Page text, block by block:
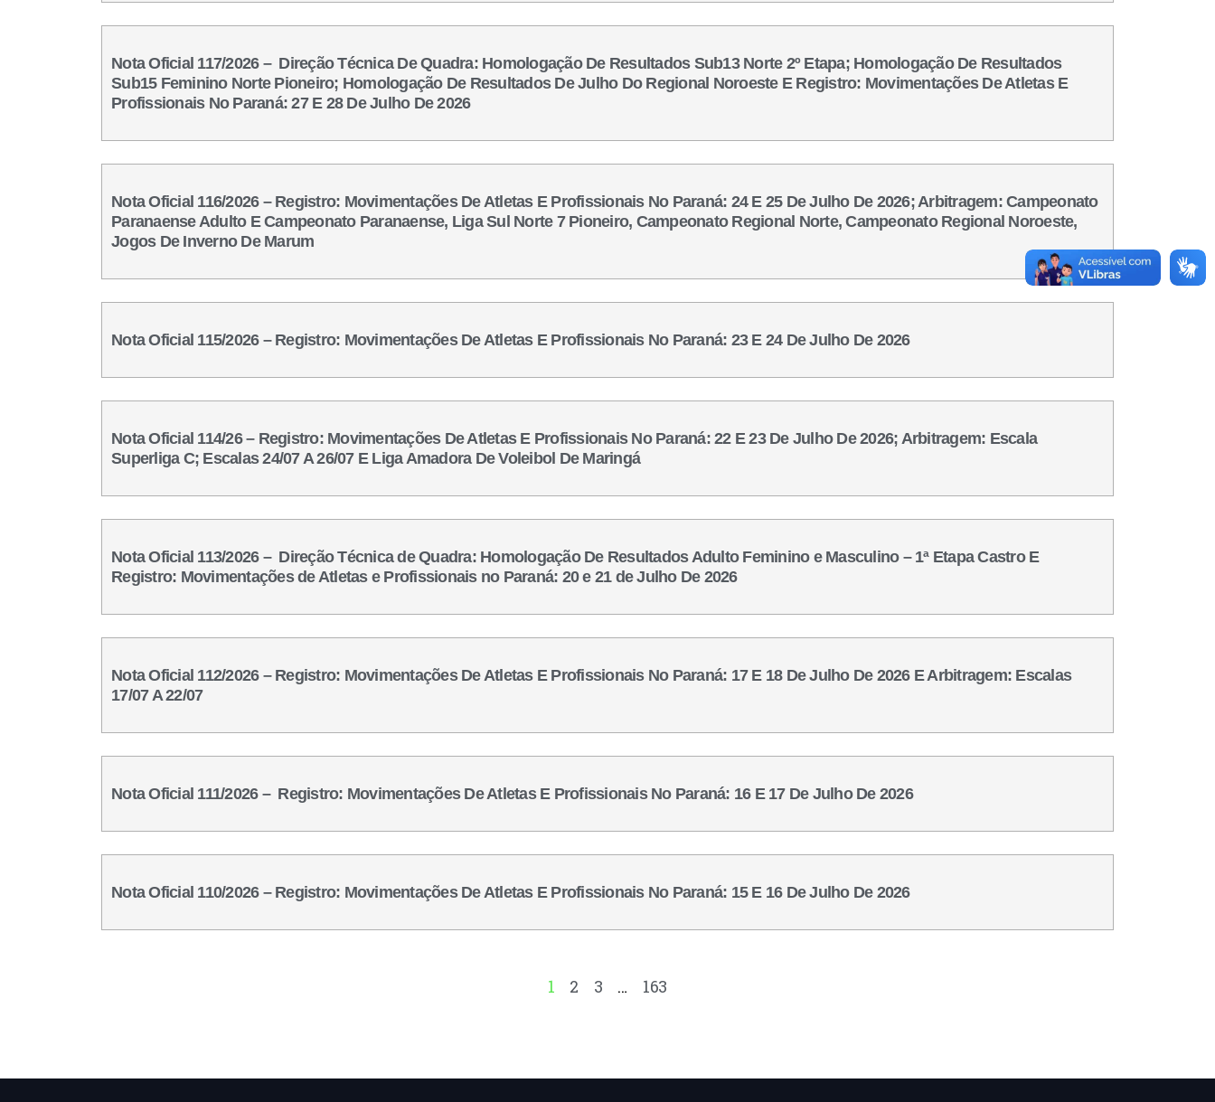
Nota Oficial 117/2026 – Direção Técnica De Quadra: Homologação De Resultados Sub13 Norte 2º Etapa; Homologação De Resultados
Sub15 Feminino Norte Pioneiro; Homologação De Resultados De Julho Do Regional Noroeste E Registro: Movimentações De Atletas E
Profissionais No Paraná: 27 E 28 De Julho De 2026
Nota Oficial 116/2026 – Registro: Movimentações De Atletas E Profissionais No Paraná: 24 E 25 De Julho De 2026; Arbitragem: Campeonato
Paranaense Adulto E Campeonato Paranaense, Liga Sul Norte 7 Pioneiro, Campeonato Regional Norte, Campeonato Regional Noroeste,
Jogos De Inverno De Marum
Nota Oficial 115/2026 – Registro: Movimentações De Atletas E Profissionais No Paraná: 23 E 24 De Julho De 2026
Nota Oficial 114/26 – Registro: Movimentações De Atletas E Profissionais No Paraná: 22 E 23 De Julho De 2026; Arbitragem: Escala
Superliga C; Escalas 24/07 A 26/07 E Liga Amadora De Voleibol De Maringá
Nota Oficial 113/2026 – Direção Técnica de Quadra: Homologação De Resultados Adulto Feminino e Masculino – 1ª Etapa Castro E
Registro: Movimentações de Atletas e Profissionais no Paraná: 20 e 21 de Julho De 2026
Nota Oficial 112/2026 – Registro: Movimentações De Atletas E Profissionais No Paraná: 17 E 18 De Julho De 2026 E Arbitragem: Escalas
17/07 A 22/07
Nota Oficial 111/2026 – Registro: Movimentações De Atletas E Profissionais No Paraná: 16 E 17 De Julho De 2026
Nota Oficial 110/2026 – Registro: Movimentações De Atletas E Profissionais No Paraná: 15 E 16 De Julho De 2026
1 2 3 … 163